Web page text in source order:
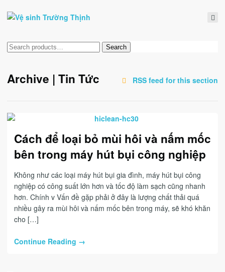
Tìm
Search
Archive | Tin Tức RSS feed for this section
Cách để loại bỏ mùi hôi và nấm mốc
bên trong máy hút bụi công nghiệp
Không như các loại máy hút bụi gia đình, máy hút bụi công
nghiệp có công suất lớn hơn và tốc độ làm sạch cũng nhanh
hơn. Chính v Vấn đề gặp phải ở đây là lượng chất thải quá
nhiều gây ra mùi hôi và nấm mốc bên trong máy, sẽ khó khăn
cho […]
Continue Reading →